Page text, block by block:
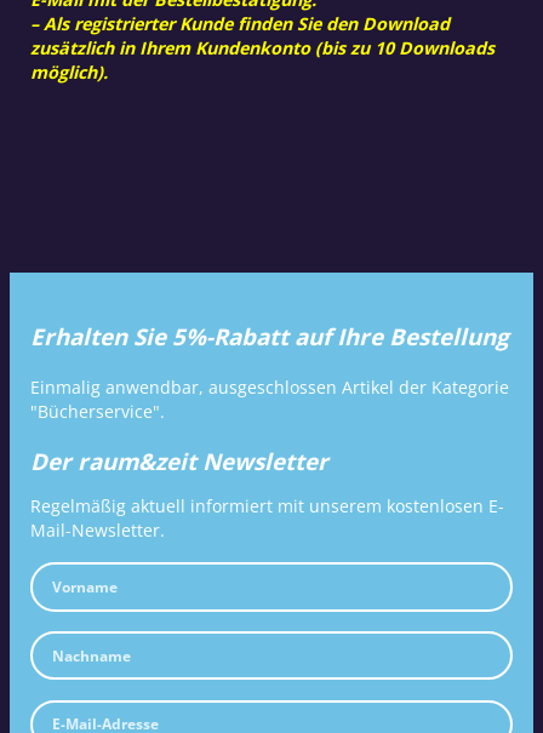
– Als registrierter Kunde finden Sie den Download
zusätzlich in Ihrem Kundenkonto (bis zu 10 Downloads
möglich).
Erhalten Sie 5%-Rabatt auf Ihre Bestellung
Einmalig anwendbar, ausgeschlossen Artikel der Kategorie
"Bücherservice".
Der raum&zeit Newsletter
Regelmäßig aktuell informiert mit unserem kostenlosen E-
Mail-Newsletter.